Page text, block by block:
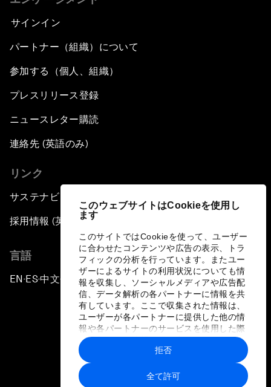
このウェブサイトはCookieを使用し
ます
このサイトではCookieを使って、ユーザー
に合わせたコンテンツや広告の表示、トラ
フィックの分析を行っています。またユー
ザーによるサイトの利用状況についても情
報を収集し、ソーシャルメディアや広告配
信、データ解析の各パートナーに情報を共
有しています。ここで収集された情報は、
ユーザーが各パートナーに提供した他の情
報や各パートナーのサービスを使用した際
に収集された情報と組み合わされ、各パー
トナーによって使用されることがありま
す。
全て許可
拒否
サインイン
パートナー（組織）について
参加する（個人、組織）
プレスリリース登録
ニュースレター購読
連絡先 (英語のみ)
リンク
サステナビリティへの取り組み
採用情報 (英語のみ)
言語
EN ▪ ES▪中文▪ 日本語
プライバシーポリシーと利用規約
サイトマップ